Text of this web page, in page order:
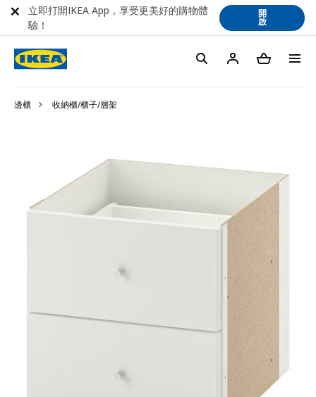
邊櫃 收納櫃/櫃子/層架
立即打開IKEA App，享受更美好的購物體
驗！
開
啟